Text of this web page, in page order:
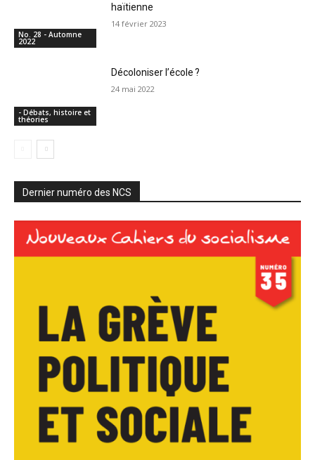
No. 28 - Automne
2022
haïtienne
14 février 2023
- Débats, histoire et
théories
Décoloniser l’école ?
24 mai 2022
Dernier numéro des NCS